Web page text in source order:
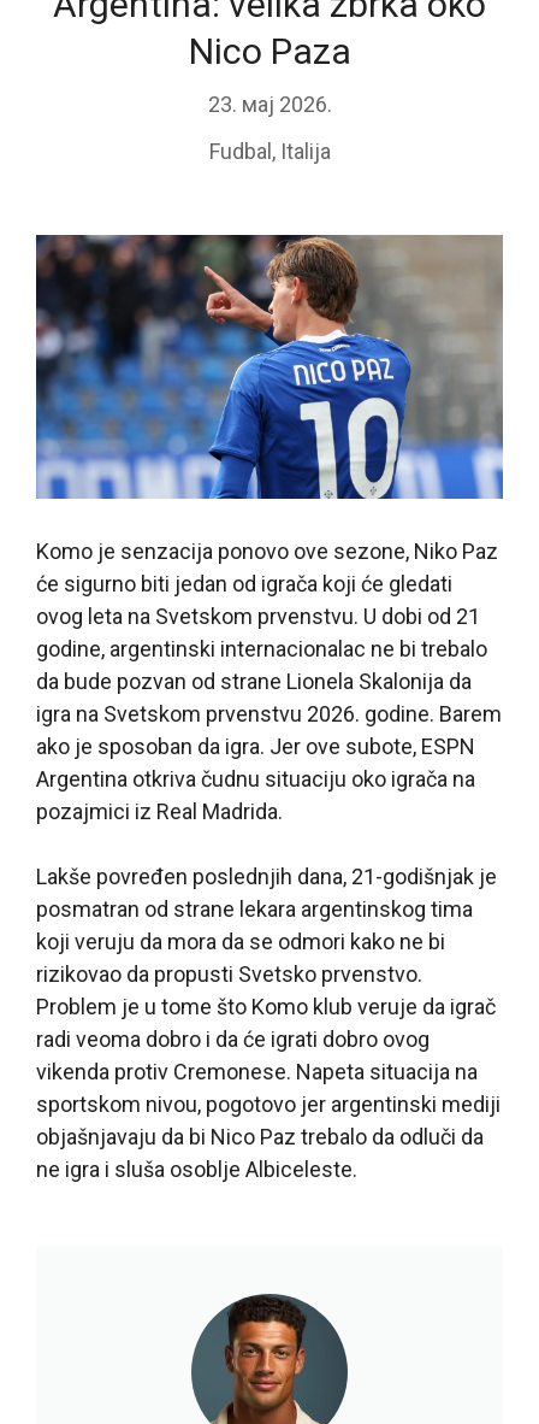
Nico Paza
23. мај 2026.
Fudbal , Italija
Komo je senzacija ponovo ove sezone, Niko Paz
će sigurno biti jedan od igrača koji će gledati
ovog leta na Svetskom prvenstvu. U dobi od 21
godine, argentinski internacionalac ne bi trebalo
da bude pozvan od strane Lionela Skalonija da
igra na Svetskom prvenstvu 2026. godine. Barem
ako je sposoban da igra. Jer ove subote, ESPN
Argentina otkriva čudnu situaciju oko igrača na
pozajmici iz Real Madrida.
Lakše povređen poslednjih dana, 21-godišnjak je
posmatran od strane lekara argentinskog tima
koji veruju da mora da se odmori kako ne bi
rizikovao da propusti Svetsko prvenstvo.
Problem je u tome što Komo klub veruje da igrač
radi veoma dobro i da će igrati dobro ovog
vikenda protiv Cremonese. Napeta situacija na
sportskom nivou, pogotovo jer argentinski mediji
objašnjavaju da bi Nico Paz trebalo da odluči da
ne igra i sluša osoblje Albiceleste.